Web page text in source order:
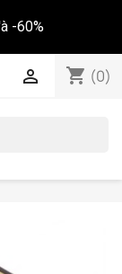
-60%
shopping_cart (0)
